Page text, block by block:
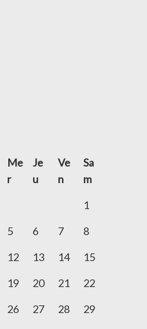
Me
r
Je
u
Ve
n
Sa
m
1
5 6 7
8
12 13 14
15
19 20 21
22
26 27 28
29